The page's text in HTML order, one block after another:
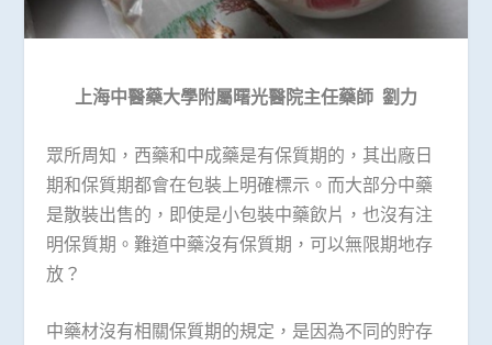
上海中醫藥大學附屬曙光醫院主任藥師 劉力
眾所周知，西藥和中成藥是有保質期的，其出廠日
期和保質期都會在包裝上明確標示。而大部分中藥
是散裝出售的，即使是小包裝中藥飲片，也沒有注
明保質期。難道中藥沒有保質期，可以無限期地存
放？
中藥材沒有相關保質期的規定，是因為不同的貯存